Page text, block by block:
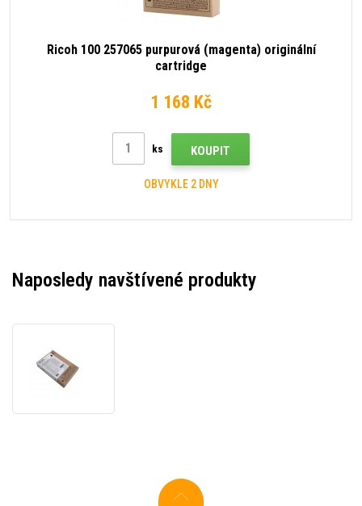
Ricoh 100 257065 purpurová (magenta) originální
cartridge
1 168 Kč
ks KOUPIT
OBVYKLE 2 DNY
Naposledy navštívené produkty
(black)